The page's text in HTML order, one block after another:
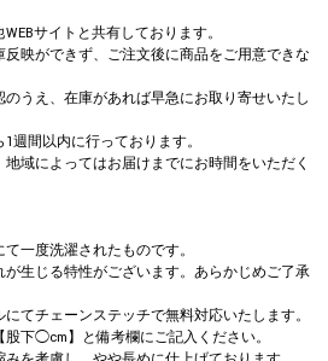
サイトと共有しております。
映ができず、ご注文後に商品をご用意できな
うえ、在庫があれば早急にお取り寄せいたし
間以内に行っております。
域によってはお届けまでにお時間をいただく
一度洗濯されたものです。
が生じる特性がございます。あらかじめご了承
てチェーンステッチで無料対応いたします。
下◯cm】と備考欄にご記入ください。